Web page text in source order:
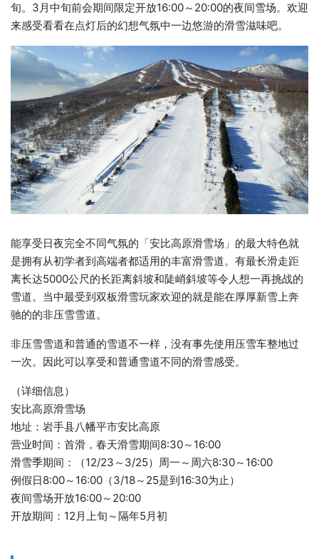
旬。3月中旬前会期间限定开放16:00～20:00的夜间雪场。欢迎
来感受看看在点灯后的幻想气氛中一边悠游的滑雪滋味吧。
能享受日夜完全不同气氛的「安比高原滑雪场」的最大特色就
是拥有从初学者到高端者都适用的丰富滑雪道。有最长滑走距
离长达5000公尺的长距离斜坡和陡峭斜坡等令人想一再挑战的
雪道。当中最受到双板滑雪玩家欢迎的就是能在厚厚新雪上奔
驰的的非压雪雪道。
非压雪雪道和普通的雪道不一样，没有事先使用压雪车整地过
一次。因此可以享受和普通雪道不同的滑雪感受。
（详细信息）
安比高原滑雪场
地址：岩手县八幡平市安比高原
营业时间：首滑，春天滑雪期间8:30～16:00
滑雪季期间：（12/23～3/25）周一～周六8:30～16:00
例假日8:00～16:00（3/18～25是到16:30为止）
夜间雪场开放16:00～20:00
开放期间：12月上旬～隔年5月初